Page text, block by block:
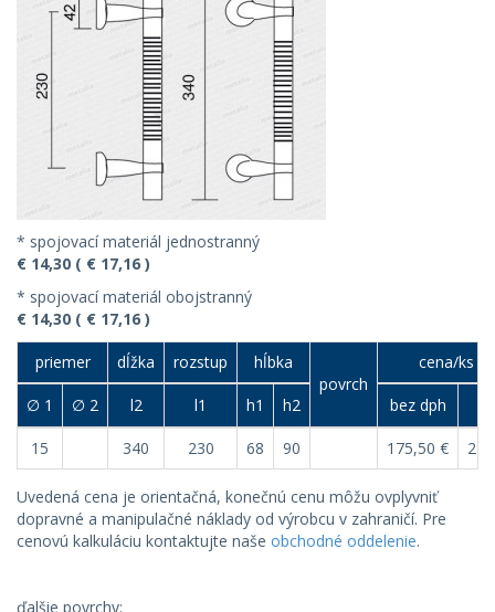
* spojovací materiál jednostranný
€ 14,30 ( € 17,16 )
* spojovací materiál obojstranný
€ 14,30 ( € 17,16 )
priemer dĺžka rozstup
hĺbka
povrch
cena/ks
∅ 1 ∅ 2 l2 l1 h1 h2 bez dph
15 340 230 68 90 175,50 €
Uvedená cena je orientačná, konečnú cenu môžu ovplyvniť
dopravné a manipulačné náklady od výrobcu v zahraničí. Pre
cenovú kalkuláciu kontaktujte naše obchodné oddelenie.
ďalšie povrchy: